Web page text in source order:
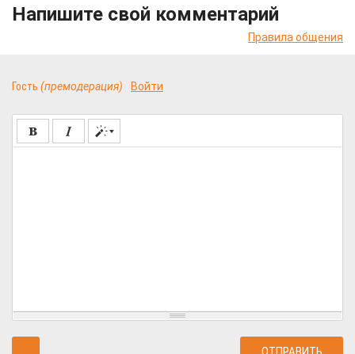
Напишите свой комментарий
Правила общения
Гость (премодерация) Войти